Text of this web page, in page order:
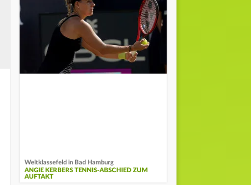
Weltklassefeld in Bad Hamburg
ANGIE KERBERS TENNIS-ABSCHIED ZUM
AUFTAKT